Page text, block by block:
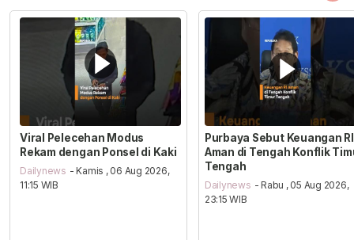
Viral Pelecehan Modus
Rekam dengan Ponsel di Kaki
Dailynews - Kamis , 06 Aug 2026,
11:15 WIB
Purbaya Sebut Keuangan RI
Aman di Tengah Konflik
Tengah
Dailynews - Rabu , 05 Aug 2026,
23:15 WIB